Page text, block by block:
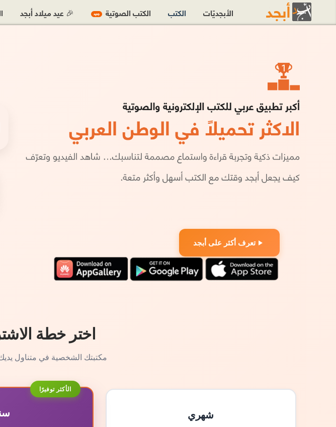
تعرف أكثر على أبجد
اختر خطة
مكتبتك الشخصية في متناول
شهري
الأكثر توفيرًا
الأبجديّات الكتب الكتب الصوتية جديد 🎉 عيد ميلاد أبجد